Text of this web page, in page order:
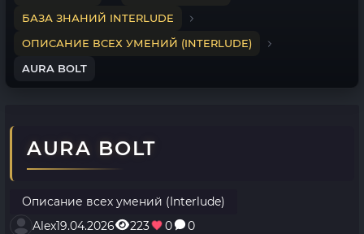
БАЗА ЗНАНИЙ INTERLUDE
ОПИСАНИЕ ВСЕХ УМЕНИЙ (INTERLUDE)
AURA BOLT
AURA BOLT
Описание всех умений (Interlude)
Alex19.04.2026 223 0 0